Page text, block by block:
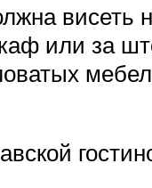
висеть
или за